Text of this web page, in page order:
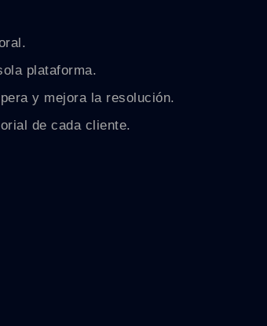
plataforma.
y mejora la resolución.
de cada cliente.